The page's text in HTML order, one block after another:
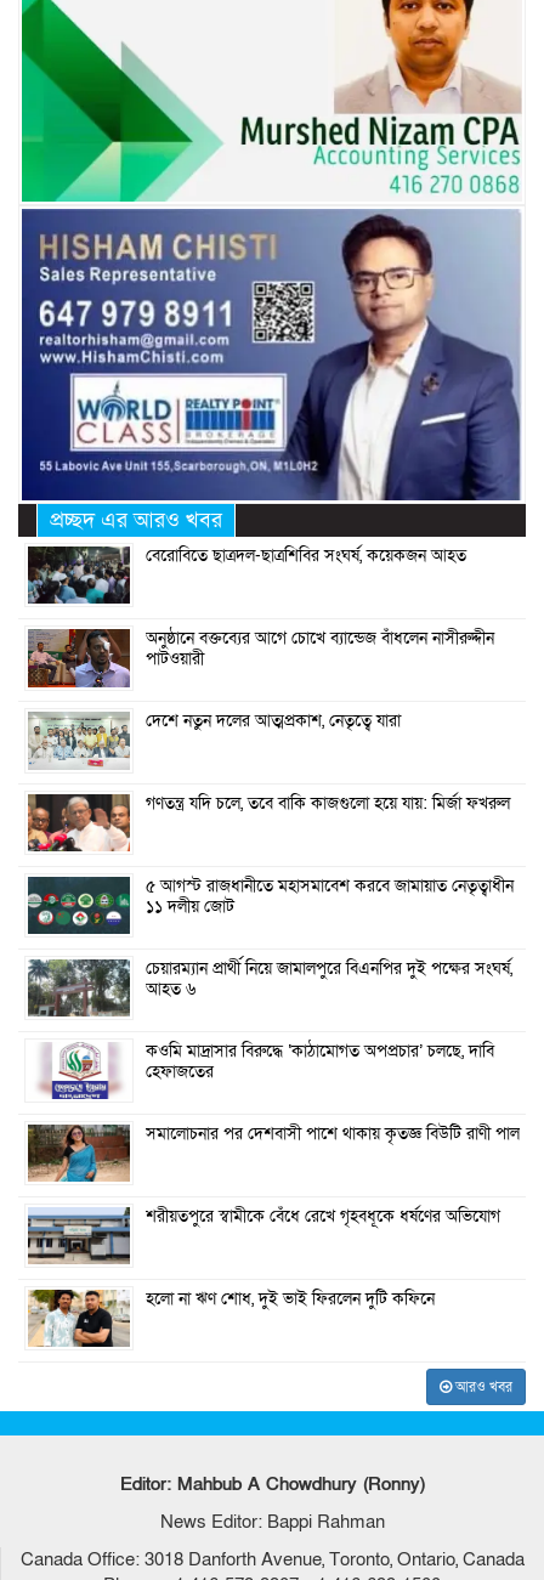
প্রচ্ছদ এর আরও খবর
বেরোবিতে ছাত্রদল-ছাত্রশিবির সংঘর্ষ, কয়েকজন আহত
অনুষ্ঠানে বক্তব্যের আগে চোখে ব্যান্ডেজ বাঁধলেন নাসীরুদ্দীন
পাটওয়ারী
দেশে নতুন দলের আত্মপ্রকাশ, নেতৃত্বে যারা
গণতন্ত্র যদি চলে, তবে বাকি কাজগুলো হয়ে যায়: মির্জা ফখরুল
৫ আগস্ট রাজধানীতে মহাসমাবেশ করবে জামায়াত নেতৃত্বাধীন
১১ দলীয় জোট
চেয়ারম্যান প্রার্থী নিয়ে জামালপুরে বিএনপির দুই পক্ষের সংঘর্ষ,
আহত ৬
কওমি মাদ্রাসার বিরুদ্ধে ‘কাঠামোগত অপপ্রচার’ চলছে, দাবি
হেফাজতের
সমালোচনার পর দেশবাসী পাশে থাকায় কৃতজ্ঞ বিউটি রাণী পাল
শরীয়তপুরে স্বামীকে বেঁধে রেখে গৃহবধূকে ধর্ষণের অভিযোগ
হলো না ঋণ শোধ, দুই ভাই ফিরলেন দুটি কফিনে
আরও খবর
Editor: Mahbub A Chowdhury (Ronny)
News Editor: Bappi Rahman
Canada Office: 3018 Danforth Avenue, Toronto, Ontario, Canada